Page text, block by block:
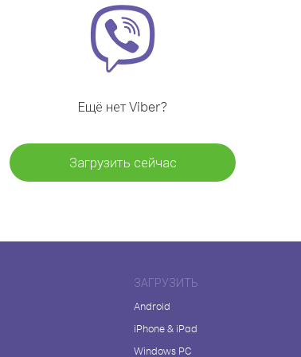
Ещё нет Viber?
Загрузить сейчас
ЗАГРУЗИТЬ
Android
iPhone & iPad
Windows PC